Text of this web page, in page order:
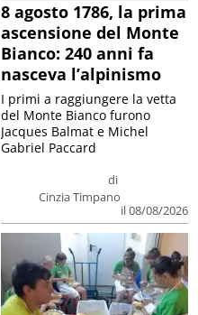
8 agosto 1786, la prima
ascensione del Monte
Bianco: 240 anni fa
nasceva l’alpinismo
di
Cinzia Timpano
il 08/08/2026
I primi a raggiungere la vetta
del Monte Bianco furono
Jacques Balmat e Michel
Gabriel Paccard